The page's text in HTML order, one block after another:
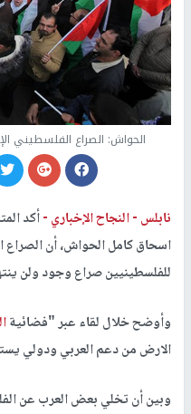
الحواش: الصراع الفلسطيني
نابلس -النجاح الإخباري -أكد
اسحاق كامل الحواش، أن الصراع
للفلسطينيين صراع وجود ولن
وأوضح خلال لقاء عبر "فضائية
الارض من دعم العربي ودولي
وبين أن تخلي بعض العرب عن